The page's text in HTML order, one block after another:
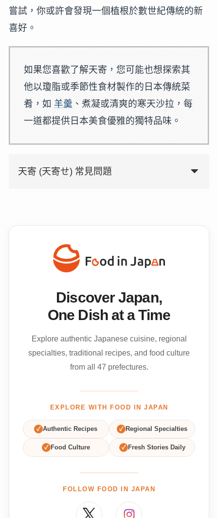
嘗試，你或許會發現一個植根於數世紀傳統的新
喜好。
如果您喜歡了解天寄，您可能也想探索其
他以瓊脂或季節性食材製作的日本傳統菜
肴，如 羊羹 、煮凝或清爽的寒天沙拉，每
一道都提供日本美食優雅的獨特品味。
天寄 (天寄せ) 常見問題
Discover Japan,
One Dish at a Time
Explore authentic Japanese cuisine, regional
specialties, traditional recipes, and food culture
from all 47 prefectures.
EXPLORE WITH FOOD IN JAPAN
✓ Authentic Recipes ✓ Regional Specialties
✓ Food Culture ✓ Fresh Stories Daily
FOLLOW FOOD IN JAPAN